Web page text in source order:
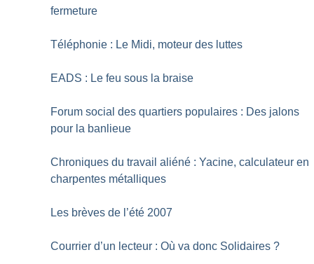
fermeture
Téléphonie : Le Midi, moteur des luttes
EADS : Le feu sous la braise
Forum social des quartiers populaires : Des jalons
pour la banlieue
Chroniques du travail aliéné : Yacine, calculateur en
charpentes métalliques
Les brèves de l’été 2007
Courrier d’un lecteur : Où va donc Solidaires ?